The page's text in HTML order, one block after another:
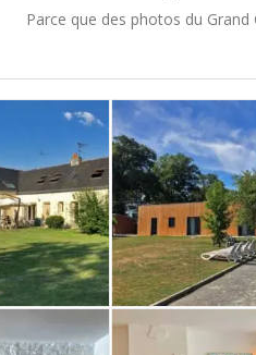
Parce que des photos du